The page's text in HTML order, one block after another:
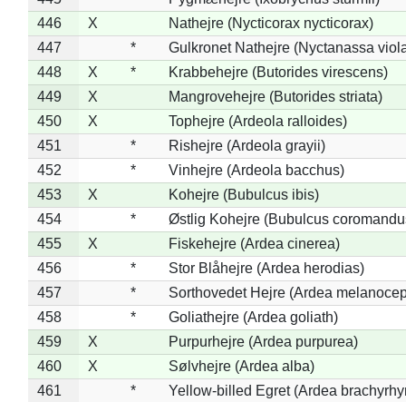
446
X
Nathejre (Nycticorax nycticorax)
447
*
Gulkronet Nathejre (Nyctanassa
448
X *
Krabbehejre (Butorides virescens)
449
X
Mangrovehejre (Butorides striata)
450
X
Tophejre (Ardeola ralloides)
451
*
Rishejre (Ardeola grayii)
452
*
Vinhejre (Ardeola bacchus)
453
X
Kohejre (Bubulcus ibis)
454
*
Østlig Kohejre (Bubulcus
455
X
Fiskehejre (Ardea cinerea)
456
*
Stor Blåhejre (Ardea herodias)
457
*
Sorthovedet Hejre (Ardea
458
*
Goliathejre (Ardea goliath)
459
X
Purpurhejre (Ardea purpurea)
460
X
Sølvhejre (Ardea alba)
461
*
Yellow-billed Egret (Ardea